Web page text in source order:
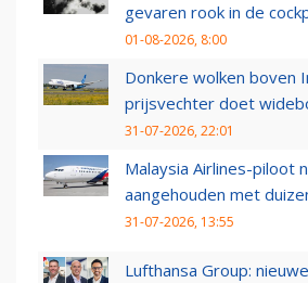
gevaren rook in de
01-08-2026, 8:00
Donkere wolken boven
prijsvechter doet
31-07-2026, 22:01
Malaysia Airlines-piloot
aangehouden met
31-07-2026, 13:55
Lufthansa Group: